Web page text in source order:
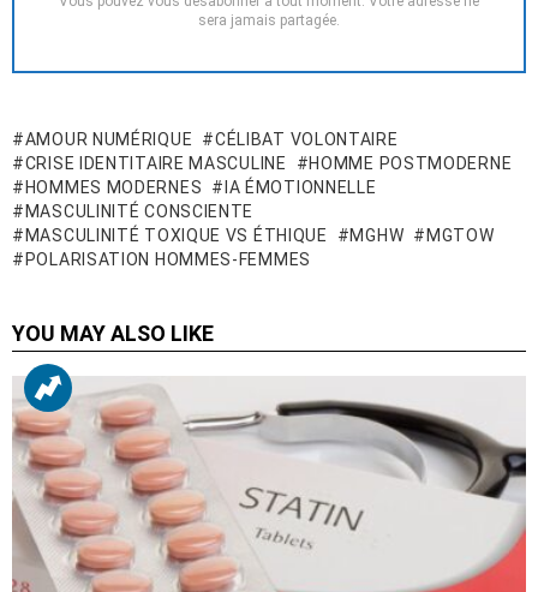
sera jamais partagée.
AMOUR NUMÉRIQUE
CÉLIBAT VOLONTAIRE
CRISE IDENTITAIRE MASCULINE
HOMME POSTMODERNE
HOMMES MODERNES
IA ÉMOTIONNELLE
MASCULINITÉ CONSCIENTE
MASCULINITÉ TOXIQUE VS ÉTHIQUE
MGHW
MGTOW
POLARISATION HOMMES-FEMMES
YOU MAY ALSO LIKE